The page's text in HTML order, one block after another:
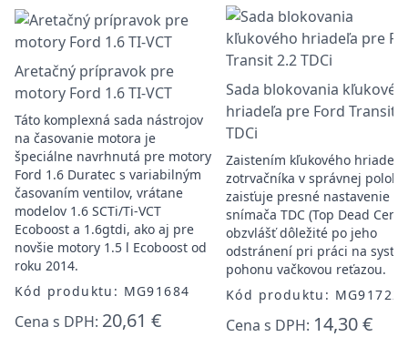
Aretačný prípravok pre
motory Ford 1.6 TI-VCT
Táto komplexná sada nástrojov
na časovanie motora je
špeciálne navrhnutá pre motory
Ford 1.6 Duratec s variabilným
časovaním ventilov, vrátane
modelov 1.6 SCTi/Ti-VCT
Ecoboost a 1.6gtdi, ako aj pre
novšie motory 1.5 l Ecoboost od
roku 2014.
Kód produktu: MG91684
Cena s DPH: 20,61 €
Sada blokovania
hriadeľa pre Ford Transit
TDCi
Zaistením kľukového hriadeľa
zotrvačníka v správnej polohe
zaisťuje presné nastavenie
snímača TDC (Top Dead
obzvlášť dôležité po jeho
odstránení pri práci na
pohonu vačkovou reťazou.
Kód produktu: MG91722
Cena s DPH: 14,30 €